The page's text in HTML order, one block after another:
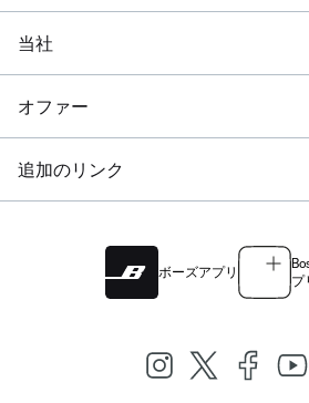
当社
オファー
追加のリンク
ボーズアプリ
プ